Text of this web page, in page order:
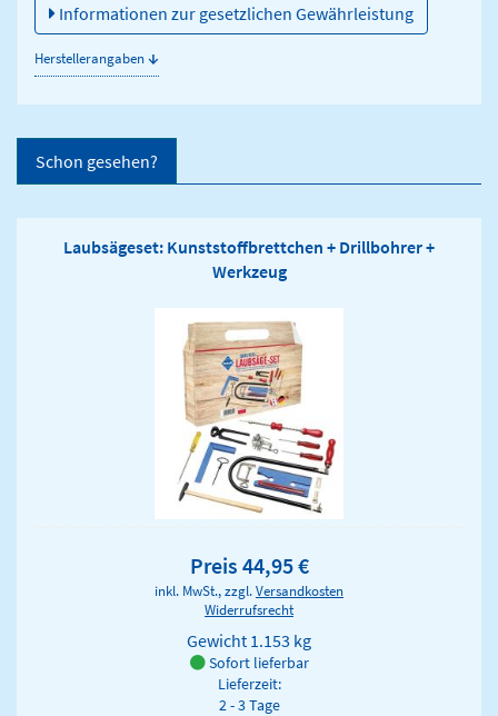
Informationen zur gesetzlichen Gewährleistung
Herstellerangaben↓
Schon gesehen?
Laubsägeset: Kunststoffbrettchen + Drillbohrer +
Werkzeug
Preis 44,95 €
inkl. MwSt., zzgl.Versandkosten
Widerrufsrecht
Gewicht 1.153 kg
Sofort lieferbar
Lieferzeit:
2 - 3 Tage